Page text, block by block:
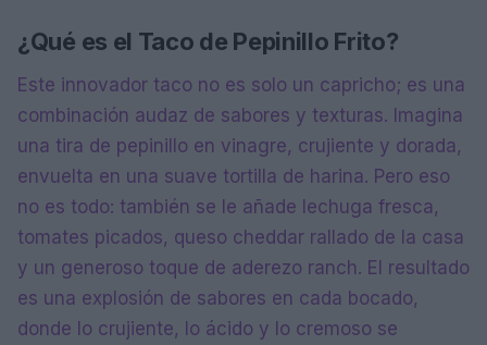
¿Qué es el Taco de Pepinillo Frito?
Este innovador taco no es solo un capricho; es una
combinación audaz de sabores y texturas. Imagina
una tira de pepinillo en vinagre, crujiente y dorada,
envuelta en una suave tortilla de harina. Pero eso
no es todo: también se le añade lechuga fresca,
tomates picados, queso cheddar rallado de la casa
y un generoso toque de aderezo ranch. El resultado
es una explosión de sabores en cada bocado,
donde lo crujiente, lo ácido y lo cremoso se